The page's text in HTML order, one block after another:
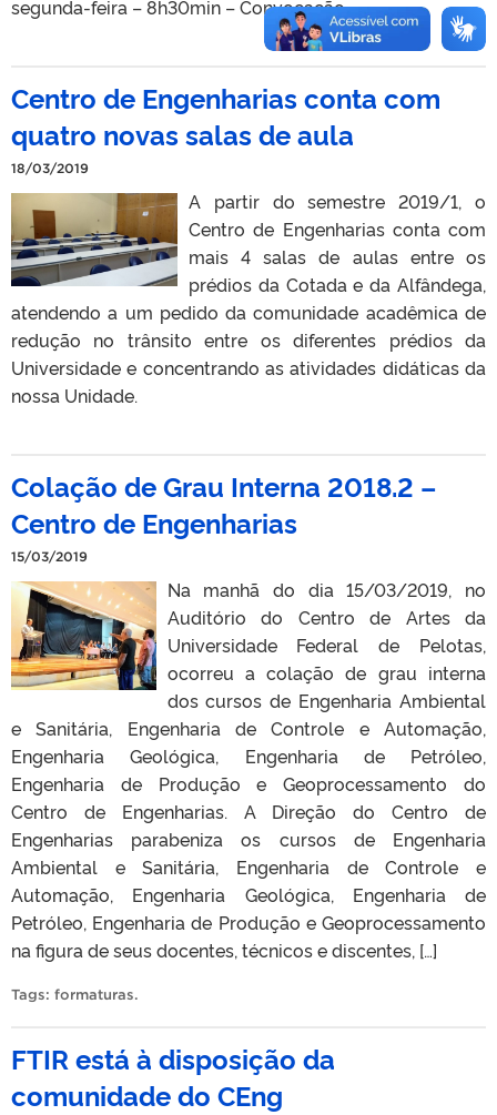
segunda-feira – 8h30min – Convocação
Centro de Engenharias conta com
quatro novas salas de aula
18/03/2019
A partir do semestre 2019/1, o
Centro de Engenharias conta com
mais 4 salas de aulas entre os
prédios da Cotada e da Alfândega,
atendendo a um pedido da comunidade acadêmica de
redução no trânsito entre os diferentes prédios da
Universidade e concentrando as atividades didáticas da
nossa Unidade.
Colação de Grau Interna 2018.2 –
Centro de Engenharias
15/03/2019
Na manhã do dia 15/03/2019, no
Auditório do Centro de Artes da
Universidade Federal de Pelotas,
ocorreu a colação de grau interna
dos cursos de Engenharia Ambiental
e Sanitária, Engenharia de Controle e Automação,
Engenharia Geológica, Engenharia de Petróleo,
Engenharia de Produção e Geoprocessamento do
Centro de Engenharias. A Direção do Centro de
Engenharias parabeniza os cursos de Engenharia
Ambiental e Sanitária, Engenharia de Controle e
Automação, Engenharia Geológica, Engenharia de
Petróleo, Engenharia de Produção e Geoprocessamento
na figura de seus docentes, técnicos e discentes, […]
Tags: formaturas.
FTIR está à disposição da
comunidade do CEng